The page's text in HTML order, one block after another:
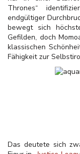
Thrones“
endgültiger
bewegt sich
Gefilden, doch
klassischen
Fähigkeit zur
Das deutete sich